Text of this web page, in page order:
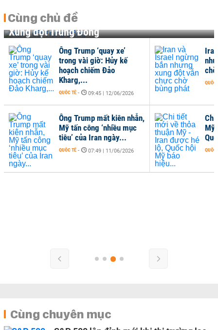
Cùng chủ đề
Xung đột Trung Đông
Chi
Mỹ
QUỐC
Ông Trump ‘quay xe’
trong vài giờ: Hủy kế
hoạch chiếm Đảo
Kharg,...
QUỐC TẾ - 09:45 | 12/06/2026
Ông Trump mất kiên nhẫn,
Mỹ tấn công ‘nhiều mục
tiêu’ của Iran ngày...
QUỐC TẾ - 07:49 | 11/06/2026
QUỐC
Cùng chuyên mục